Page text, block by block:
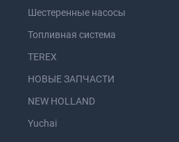
Шестеренные насосы
Топливная система
TEREX
НОВЫЕ ЗАПЧАСТИ
NEW HOLLAND
Yuchai